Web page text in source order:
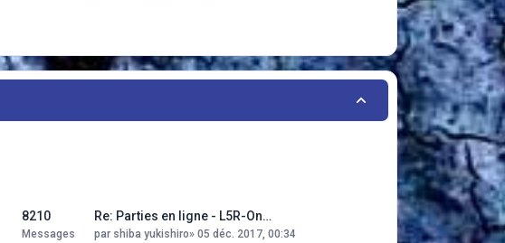
8210
Messages
Re: Parties en ligne - L5R-On…
par shiba yukishiro» 05 déc. 2017, 00:34